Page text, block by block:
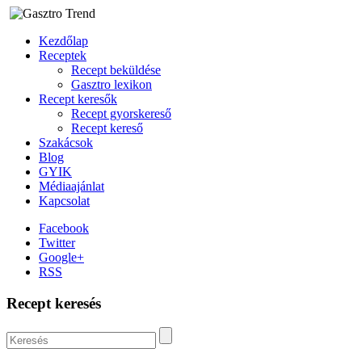
Kezdőlap
Receptek
Recept beküldése
Gasztro lexikon
Recept keresők
Recept gyorskereső
Recept kereső
Szakácsok
Blog
GYIK
Médiaajánlat
Kapcsolat
Facebook
Twitter
Google+
RSS
Recept keresés